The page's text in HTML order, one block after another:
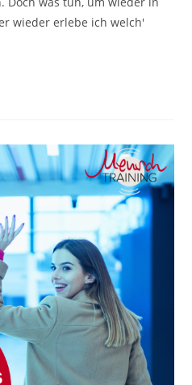
wieder erlebe ich welch'